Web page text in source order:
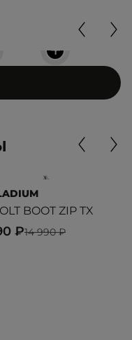
+
BOOT ZIP TX
14 990 ₽
₽